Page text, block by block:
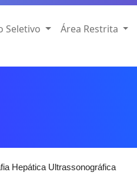
Seletivo Área Restrita
Hepática Ultrassonográfica